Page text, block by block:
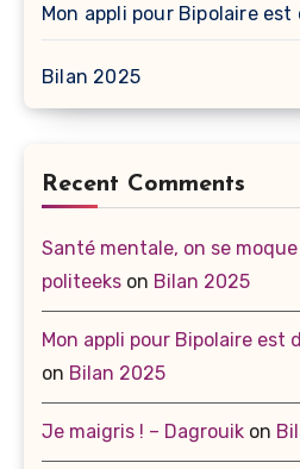
Mon appli pour Bipolaire est
Bilan 2025
Recent Comments
Santé mentale, on se
politeeks on Bilan 2025
Mon appli pour Bipolaire est
on Bilan 2025
Je maigris ! – Dagrouik on